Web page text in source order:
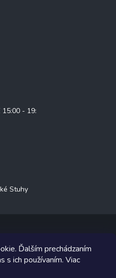
Ďalším prechádzaním
ich používaním. Viac
- 19:
Stuhy
. Všetky práva vyhradené.
implementoval